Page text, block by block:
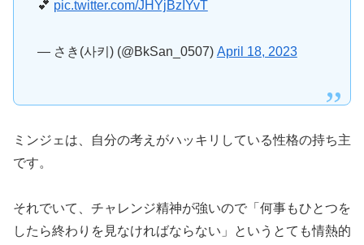
💕 pic.twitter.com/JHYjBzIYvT
— さき(사키) (@BkSan_0507) April 18, 2023
ミンジェは、自分の考えがハッキリしている性格の持ち主
です。
それでいて、チャレンジ精神が強いので「何事もひとつを
したら終わりを見なければならない」というとても情熱的